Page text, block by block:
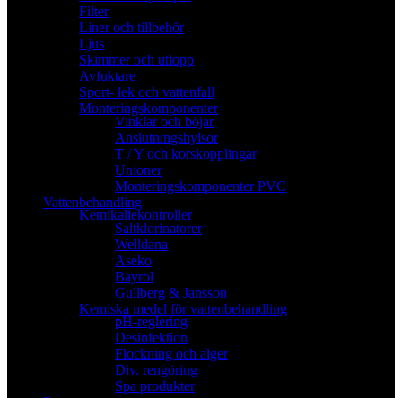
Filter
Liner och tillbehör
Ljus
Skimmer och utlopp
Avfuktare
Sport- lek och vattenfall
Monteringskomponenter
Vinklar och böjar
Anslutningshylsor
T / Y och korskopplingar
Unioner
Monteringskomponenter PVC
Vattenbehandling
Kemikaliekontroller
Saltklorinatorer
Welldana
Aseko
Bayrol
Gullberg & Jansson
Kemiska medel för vattenbehandling
pH-reglering
Desinfektion
Flockning och alger
Div. rengöring
Spa produkter